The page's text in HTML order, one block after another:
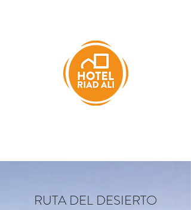
RUTA DEL DESIERTO